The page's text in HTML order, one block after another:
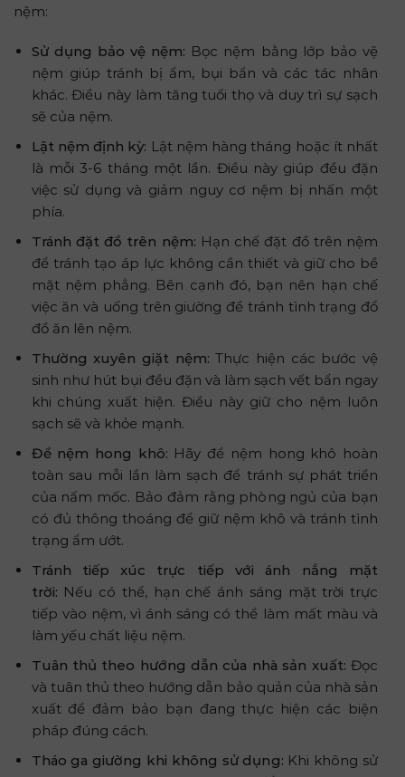
nệm:
Sử dụng bảo vệ nệm: Bọc nệm bằng lớp bảo vệ
nệm giúp tránh bị ẩm, bụi bẩn và các tác nhân
khác. Điều này làm tăng tuổi thọ và duy trì sự sạch
sẽ của nệm.
Lật nệm định kỳ: Lật nệm hàng tháng hoặc ít nhất
là mỗi 3-6 tháng một lần. Điều này giúp đều đặn
việc sử dụng và giảm nguy cơ nệm bị nhấn một
phía.
Tránh đặt đồ trên nệm: Hạn chế đặt đồ trên nệm
để tránh tạo áp lực không cần thiết và giữ cho bề
mặt nệm phẳng. Bên cạnh đó, bạn nên hạn chế
việc ăn và uống trên giường để tránh tình trạng đổ
đồ ăn lên nệm.
Thường xuyên giặt nệm: Thực hiện các bước vệ
sinh như hút bụi đều đặn và làm sạch vết bẩn ngay
khi chúng xuất hiện. Điều này giữ cho nệm luôn
sạch sẽ và khỏe mạnh.
Để nệm hong khô: Hãy để nệm hong khô hoàn
toàn sau mỗi lần làm sạch để tránh sự phát triển
của nấm mốc. Bảo đảm rằng phòng ngủ của bạn
có đủ thông thoáng để giữ nệm khô và tránh tình
trạng ẩm ướt.
Tránh tiếp xúc trực tiếp với ánh nắng mặt
trời: Nếu có thể, hạn chế ánh sáng mặt trời trực
tiếp vào nệm, vì ánh sáng có thể làm mất màu và
làm yếu chất liệu nệm.
Tuân thủ theo hướng dẫn của nhà sản xuất: Đọc
và tuân thủ theo hướng dẫn bảo quản của nhà sản
xuất để đảm bảo bạn đang thực hiện các biện
pháp đúng cách.
Tháo ga giường khi không sử dụng: Khi không sử